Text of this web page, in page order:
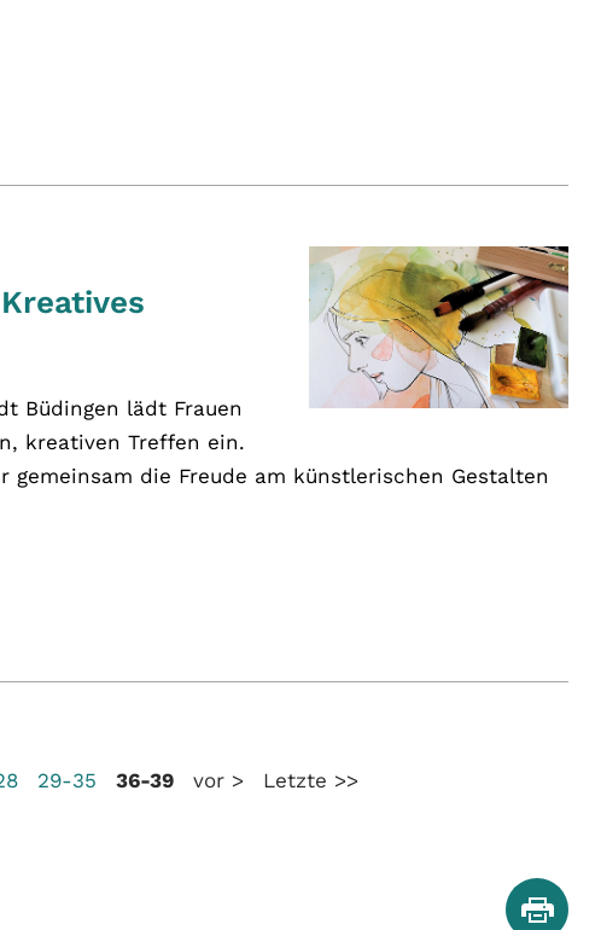
Büdingen lädt Frauen
kreativen Treffen ein.
die Freude am künstlerischen Gestalten
29-35 36-39 vor > Letzte >>